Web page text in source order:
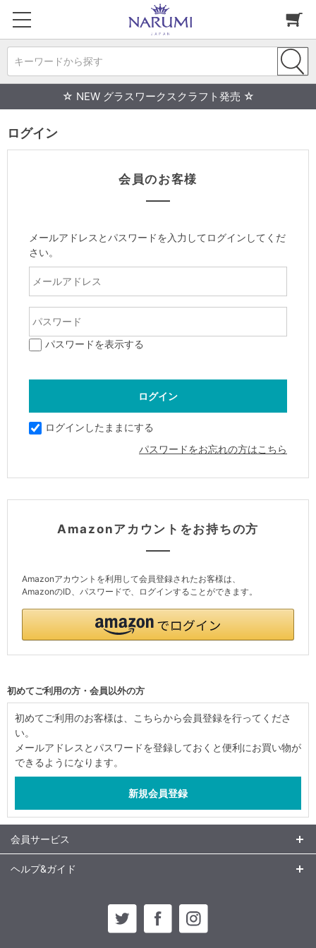
キーワードから探す
☆ NEW グラスワークスクラフト発売 ☆
ログイン
会員のお客様
メールアドレスとパスワードを入力してログインしてくだ
さい。
パスワードを表示する
ログインしたままにする
パスワードをお忘れの方はこちら
Amazonアカウントをお持ちの方
Amazonアカウントを利用して会員登録されたお客様は、
AmazonのID、パスワードで、ログインすることができます。
初めてご利用の方・会員以外の方
初めてご利用のお客様は、こちらから会員登録を行ってくださ
い。
メールアドレスとパスワードを登録しておくと便利にお買い物が
できるようになります。
会員サービス
ヘルプ&ガイド